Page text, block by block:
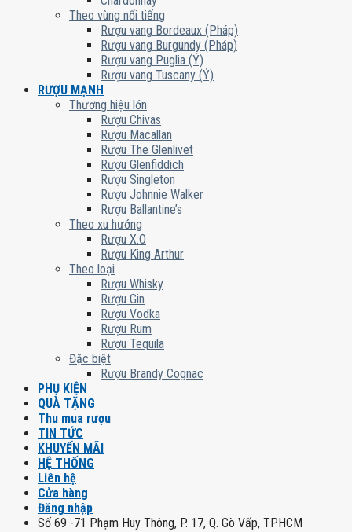
Theo vùng nổi tiếng
Rượu vang Bordeaux (Pháp)
Rượu vang Burgundy (Pháp)
Rượu vang Puglia (Ý)
Rượu vang Tuscany (Ý)
RƯỢU MẠNH
Thương hiệu lớn
Rượu Chivas
Rượu Macallan
Rượu The Glenlivet
Rượu Glenfiddich
Rượu Singleton
Rượu Johnnie Walker
Rượu Ballantine’s
Theo xu hướng
Rượu X.O
Rượu King Arthur
Theo loại
Rượu Whisky
Rượu Gin
Rượu Vodka
Rượu Rum
Rượu Tequila
Đặc biệt
Rượu Brandy Cognac
PHỤ KIỆN
QUÀ TẶNG
Thu mua rượu
TIN TỨC
KHUYẾN MÃI
HỆ THỐNG
Liên hệ
Cửa hàng
Đăng nhập
Số 69 -71 Phạm Huy Thông, P. 17, Q. Gò Vấp, TPHCM